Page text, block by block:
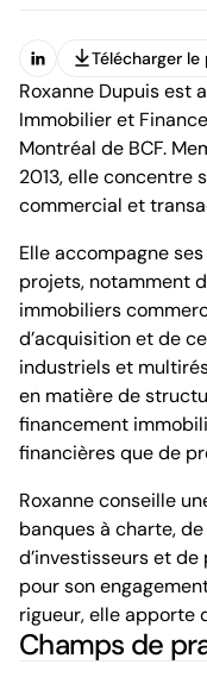
(Ouvre dans un
Télécharger le
Télécharger le
Roxanne Dupuis est
Immobilier et
Montréal de BCF.
2013, elle concentre
commercial et
Elle accompagne
projets, notamment
immobiliers
d’acquisition et de
industriels et
en matière de
financement
financières que de
Roxanne conseille
banques à charte,
d’investisseurs et
pour son
rigueur, elle apporte
et adaptées aux
Champs de